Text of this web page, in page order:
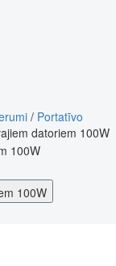
/ Portatīvo
datoriem 100W